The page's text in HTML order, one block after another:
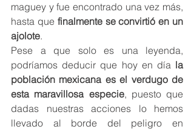
maguey y fue encontrado una vez más,
hasta que finalmente se convirtió en un
ajolote.
Pese a que solo es una leyenda,
podríamos deducir que hoy en día la
población mexicana es el verdugo de
esta maravillosa especie, puesto que
dadas nuestras acciones lo hemos
llevado al borde del peligro en